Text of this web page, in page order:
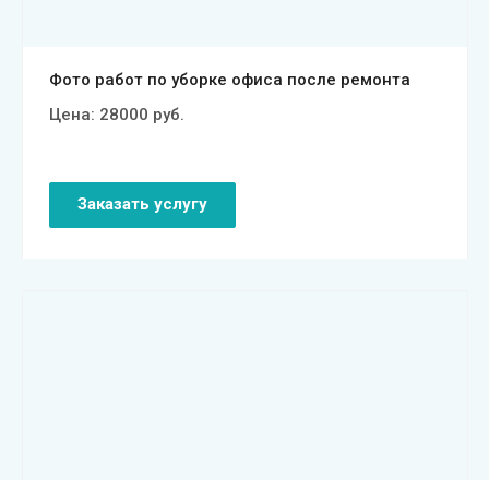
Фото работ по уборке офиса после ремонта
Цена: 28000 руб.
Заказать услугу